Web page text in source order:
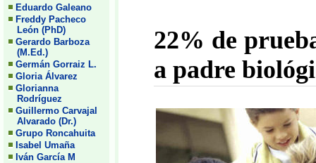
Eduardo Galeano
Freddy Pacheco
León (PhD)
Gerardo Barboza
(M.Ed.)
Germán Gorraiz L.
Gloria Álvarez
Glorianna
Rodríguez
Guillermo Carvajal
Alvarado (Dr.)
Grupo Roncahuita
Isabel Umaña
Iván García M
22% de
a padre